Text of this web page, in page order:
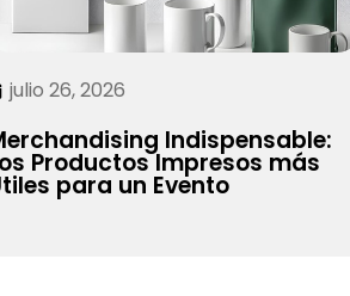
julio 26, 2026
Indispensable:
Productos Impresos más
para un Evento